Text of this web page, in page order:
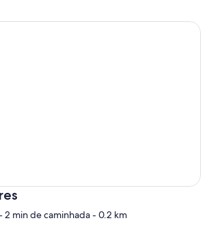
Mapa
2 min de caminhada- 0.2 km